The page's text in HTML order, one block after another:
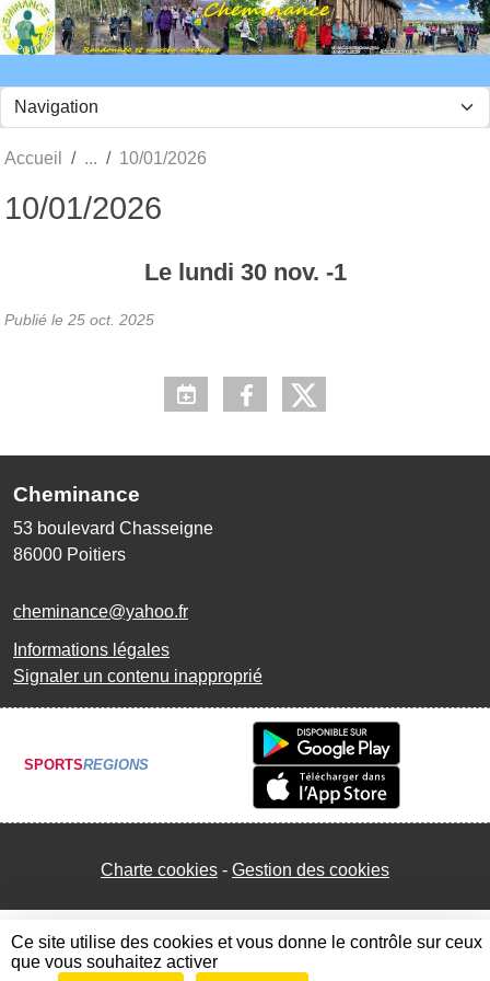
Accueil 10/01/2026
10/01/2026
Le lundi 30 nov. -1
Publié le 25 oct. 2025
Cheminance
53 boulevard Chasseigne
86000 Poitiers
cheminance@yahoo.fr
Informations légales
Signaler un contenu inapproprié
SPORTSREGIONS
Charte cookies Gestion des cookies
Panneau de gestion des cookies
Ce site utilise des cookies et vous donne le contrôle sur ceux
que vous souhaitez activer